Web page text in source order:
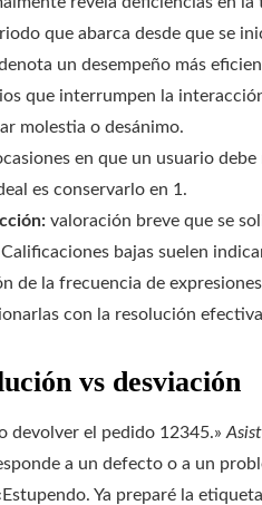
que abarca desde que se
un desempeño más
que interrumpen la
molestia o desánimo.
en que un usuario
es conservarlo en 1.
valoración breve que se
bajas suelen
de la frecuencia de expresiones
con la resolución
vs desviación
devolver el pedido 12345.»
a un defecto o a un
Ya preparé la